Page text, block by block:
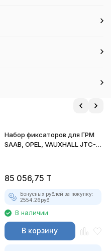
Набор фиксаторов для ГРМ
SAAB, OPEL, VAUXHALL JTC-
85 056,75 T
Бонусных рублей за покупку:
2554.26руб.
В наличии
В корзину